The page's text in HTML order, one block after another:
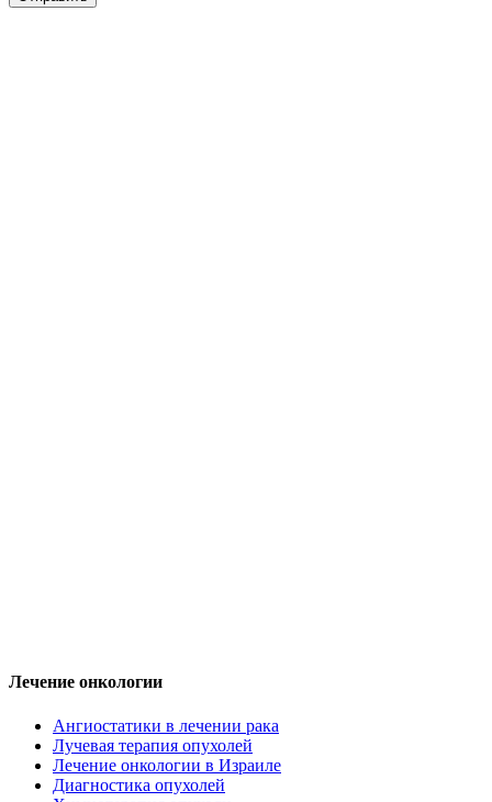
Лечение онкологии
Ангиостатики в лечении рака
Лучевая терапия опухолей
Лечение онкологии в Израиле
Диагностика опухолей